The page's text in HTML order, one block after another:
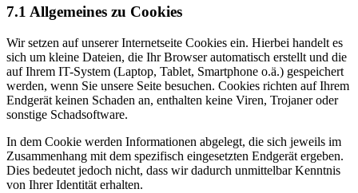
7.1 Allgemeines zu Cookies
Wir setzen auf unserer Internetseite Cookies ein. Hierbei handelt es
sich um kleine Dateien, die Ihr Browser automatisch erstellt und die
auf Ihrem IT-System (Laptop, Tablet, Smartphone o.ä.) gespeichert
werden, wenn Sie unsere Seite besuchen. Cookies richten auf Ihrem
Endgerät keinen Schaden an, enthalten keine Viren, Trojaner oder
sonstige Schadsoftware.
In dem Cookie werden Informationen abgelegt, die sich jeweils im
Zusammenhang mit dem spezifisch eingesetzten Endgerät ergeben.
Dies bedeutet jedoch nicht, dass wir dadurch unmittelbar Kenntnis
von Ihrer Identität erhalten.